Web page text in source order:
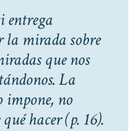
entrega
la mirada sobre
que nos
La
impone, no
hacer(p. 16).